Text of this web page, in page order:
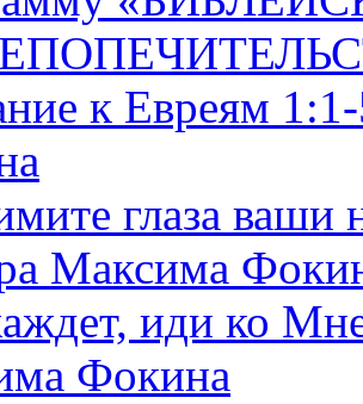
к Евреям
глаза ваши
Максима
иди ко
Фокина